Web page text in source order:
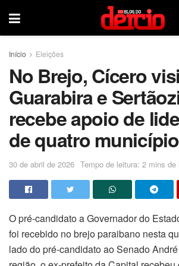
Início Eleições
No Brejo, Cícero
Guarabira e
recebe apoio de
de quatro
30 de abril de 2026 Tempo de leitura: 2 mins de
O pré-candidato a Governador do
foi recebido no brejo paraibano nesta
lado do pré-candidato ao Senado